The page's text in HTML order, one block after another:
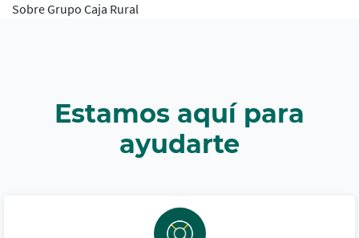
Sobre Grupo Caja Rural
Estamos aquí para
ayudarte